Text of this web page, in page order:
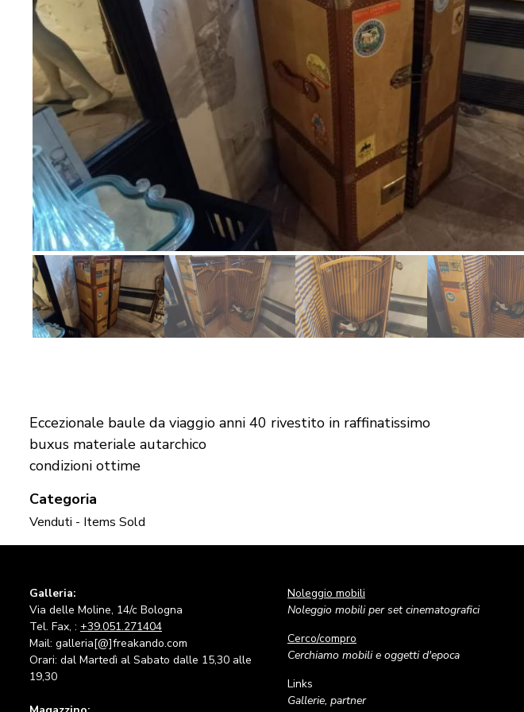
Eccezionale baule da viaggio anni 40 rivestito in raffinatissimo
buxus materiale autarchico
condizioni ottime
Categoria
Venduti - Items Sold
Galleria:
Via delle Moline, 14/c Bologna
Tel. Fax, : +39.051.271404
Mail: galleria[@]freakando.com
Orari: dal Martedì al Sabato dalle 15,30 alle
19,30
Noleggio mobili
Noleggio mobili per set cinematografici
Cerco/compro
Cerchiamo mobili e oggetti d'epoca
Links
Gallerie, partner